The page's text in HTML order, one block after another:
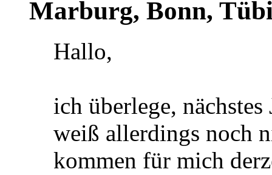
Marburg, Bonn,
Hallo,
ich überlege,
weiß allerdings noch
kommen für mich